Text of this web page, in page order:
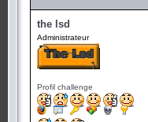
the lsd
Administrateur
Profil challenge